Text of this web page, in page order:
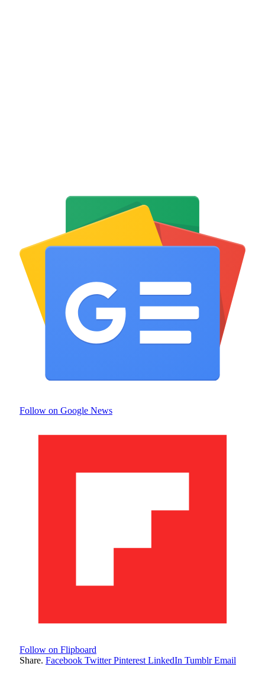
Follow on Google News
Follow on Flipboard
Share. Facebook Twitter Pinterest LinkedIn Tumblr Email